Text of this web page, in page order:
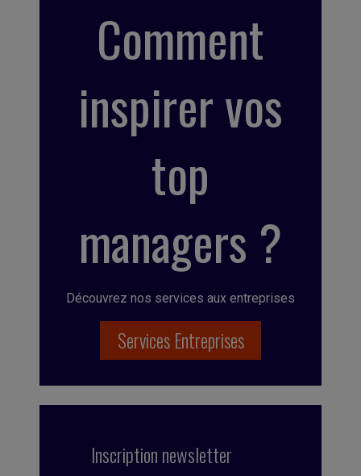
Comment
inspirer vos
top
managers ?
Découvrez nos services aux entreprises
Services Entreprises
Inscription newsletter